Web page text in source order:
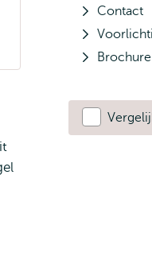
Contact
Brochure